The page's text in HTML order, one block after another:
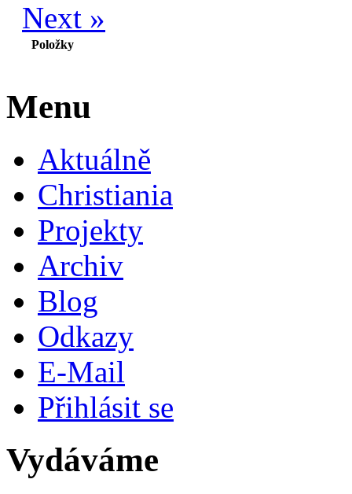
Next »
Položky
Menu
Aktuálně
Christiania
Projekty
Archiv
Blog
Odkazy
E-Mail
Přihlásit se
Vydáváme